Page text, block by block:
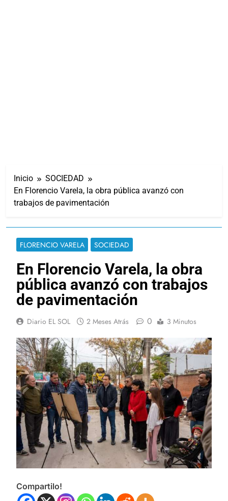
Inicio
SOCIEDAD
En Florencio Varela, la obra pública avanzó con
trabajos de pavimentación
FLORENCIO VARELA SOCIEDAD
En Florencio Varela, la obra
pública avanzó con trabajos
de pavimentación
Diario EL SOL 2 Meses Atrás 0 3 Minutos
Compartilo!